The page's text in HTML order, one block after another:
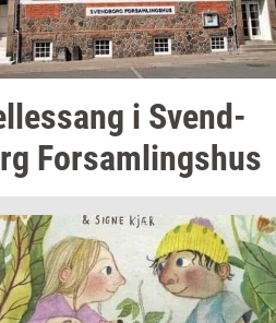
i Svend­
For­sam­lings­hus